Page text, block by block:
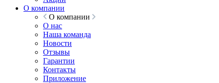
О компании
О компании
О нас
Наша команда
Новости
Отзывы
Гарантии
Контакты
Приложение